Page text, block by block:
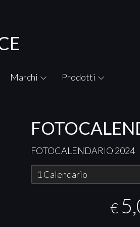
Marchi Prodotti
FOTOCALENDARIO 2024
1 Calendario
€